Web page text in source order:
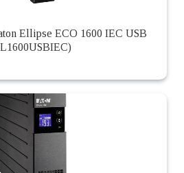
Ellipse ECO 1600 IEC USB